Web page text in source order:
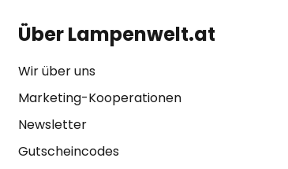
Über Lampenwelt.at
Wir über uns
Marketing-Kooperationen
Newsletter
Gutscheincodes